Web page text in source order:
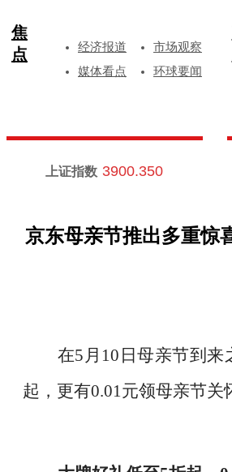
焦
点
经济报道
市场观察
媒体看点
环球要闻
上证指数 3900.350
京东母亲节推出多重惊
在5月10日母亲节到
起，更有0.01元领母亲节关